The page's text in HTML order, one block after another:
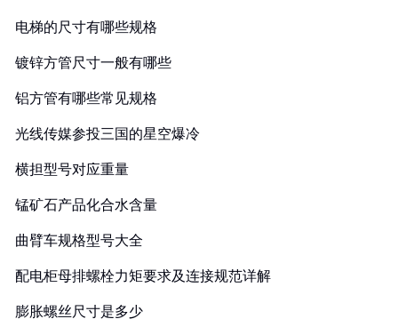
电梯的尺寸有哪些规格
镀锌方管尺寸一般有哪些
铝方管有哪些常见规格
光线传媒参投三国的星空爆冷
横担型号对应重量
锰矿石产品化合水含量
曲臂车规格型号大全
配电柜母排螺栓力矩要求及连接规范详解
膨胀螺丝尺寸是多少